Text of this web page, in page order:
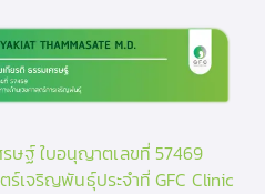
ษฐ์ ใบอนุญาตเลขที่ 57469
ร์เจริญพันธุ์ประจำที่ GFC Clinic